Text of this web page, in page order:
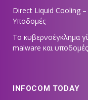
Direct Liquid Cooling
Υποδομές
Το κυβερνοέγκλημα
malware και
INFOCOM TODAY